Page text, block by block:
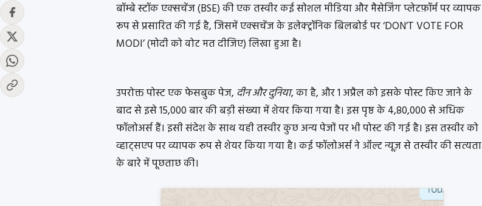
बॉम्बे स्टॉक एक्सचेंज (BSE) की एक तस्वीर कई सोशल मीडिया और मैसेजिंग प्लेटफ़ॉर्म पर व्यापक
रूप से प्रसारित की गई है, जिसमें एक्सचेंज के इलेक्ट्रॉनिक बिलबोर्ड पर ‘DON’T VOTE FOR
MODI’ (मोदी को वोट मत दीजिए) लिखा हुआ है।
उपरोक्त पोस्ट एक फेसबुक पेज, दीन और दुनिया, का है, और 1 अप्रैल को इसके पोस्ट किए जाने के
बाद से इसे 15,000 बार की बड़ी संख्या में शेयर किया गया है। इस पृष्ठ के 4,80,000 से अधिक
फॉलोअर्स हैं। इसी संदेश के साथ यही तस्वीर कुछ अन्य पेजों पर भी पोस्ट की गई है। इस तस्वीर को
व्हाट्सएप पर व्यापक रूप से शेयर किया गया है। कई फॉलोअर्स ने ऑल्ट न्यूज़ से तस्वीर की सत्यता
के बारे में पूछताछ की।